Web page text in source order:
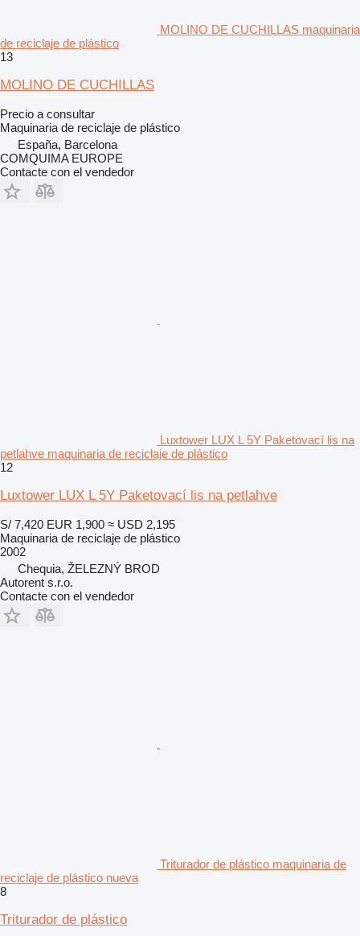
MOLINO DE CUCHILLAS maquinaria
de reciclaje de plástico
13
MOLINO DE CUCHILLAS
Precio a consultar
Maquinaria de reciclaje de plástico
España, Barcelona
COMQUIMA EUROPE
Contacte con el vendedor
Luxtower LUX L 5Y Paketovací lis na
petlahve maquinaria de reciclaje de plástico
12
Luxtower LUX L 5Y Paketovací lis na petlahve
S/ 7,420 EUR 1,900 ≈ USD 2,195
Maquinaria de reciclaje de plástico
2002
Chequia, ŽELEZNÝ BROD
Autorent s.r.o.
Contacte con el vendedor
Triturador de plástico maquinaria de
reciclaje de plástico nueva
8
Triturador de plástico